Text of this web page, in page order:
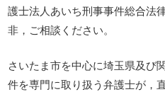
護士法人あいち刑事事件総合法
非，ご相談ください。
さいたま市を中心に埼玉県及び
件を専門に取り扱う弁護士が，